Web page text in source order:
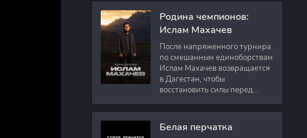
Родина чемпионов:
Ислам Махачев
После напряженного турнира
по смешанным единоборствам
Ислам Махачев возвращается
в Дагестан, чтобы
восстановить силы перед
Вместе с ним приезжают
оператор и интервьюер,
Белая перчатка